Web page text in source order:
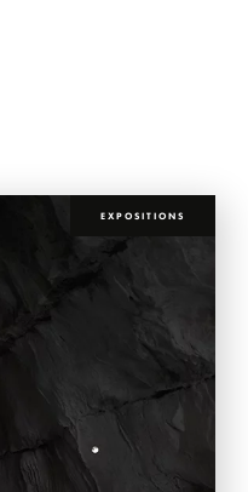
EXPOSITIONS